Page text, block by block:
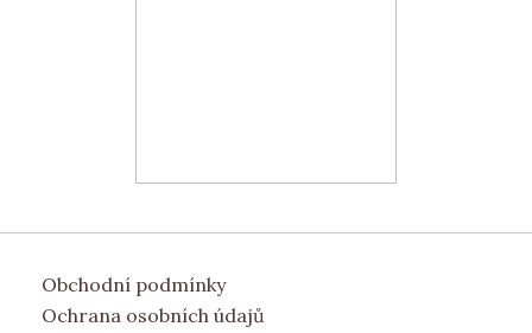
Obchodní podmínky
Ochrana osobních údajů